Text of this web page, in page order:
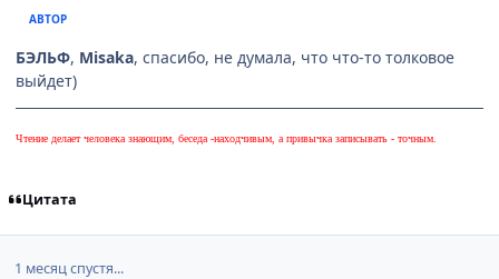
АВТОР
БЭЛЬФ, Misaka, спасибо, не думала, что что-то толковое
выйдет)
Чтение делает человека знающим, беседа -находчивым, а привычка записывать - точным.
Цитата
1 месяц спустя...